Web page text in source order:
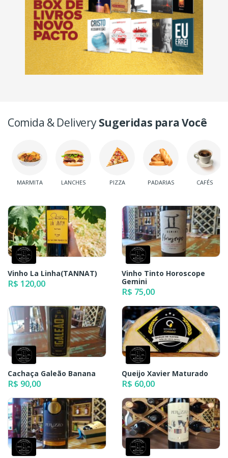
Comida & DeliverySugeridas para Você
MARMITA LANCHES PIZZA PADARIAS CAFÉS
Vinho La Linha(TANNAT)
R$ 120,00
Vinho Tinto Horoscope
Gemini
R$ 75,00
Cachaça Galeão Banana
R$ 90,00
Queijo Xavier Maturado
R$ 60,00